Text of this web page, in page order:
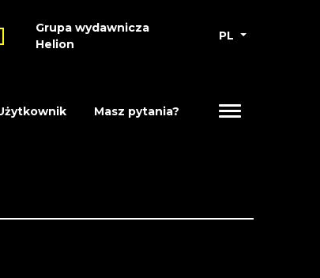
Grupa wydawnicza
Helion
PL
Masz pytania?